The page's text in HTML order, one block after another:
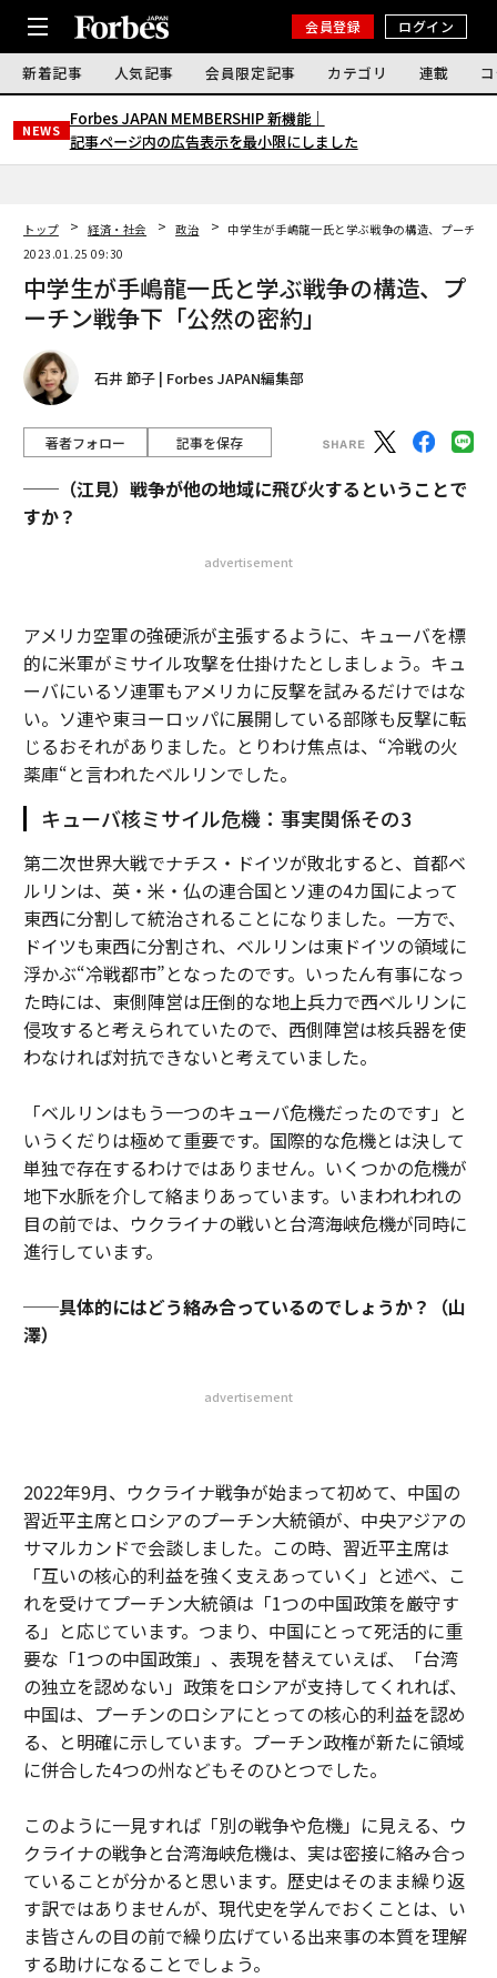
会員登録 ログイン
新着記事 人気記事 会員限定記事 カテゴリ 連載
NEWS
Forbes JAPAN MEMBERSHIP 新機能｜
記事ページ内の広告表示を最小限にしました
トップ 経済・社会 政治
中学生が手嶋龍一氏と学ぶ戦争の構造、プーチン
2023.01.25 09:30
中学生が手嶋龍一氏と学ぶ戦争の構造、プ
ーチン戦争下「公然の密約」
石井 節子 | Forbes JAPAN編集部
著者フォロー 記事を保存
──（江見）戦争が他の地域に飛び火するということで
すか？
advertisement
アメリカ空軍の強硬派が主張するように、キューバを標
的に米軍がミサイル攻撃を仕掛けたとしましょう。キュ
ーバにいるソ連軍もアメリカに反撃を試みるだけではな
い。ソ連や東ヨーロッパに展開している部隊も反撃に転
じるおそれがありました。とりわけ焦点は、“冷戦の火
薬庫“と言われたベルリンでした。
キューバ核ミサイル危機：事実関係その3
第二次世界大戦でナチス・ドイツが敗北すると、首都ベ
ルリンは、英・米・仏の連合国とソ連の4カ国によって
東西に分割して統治されることになりました。一方で、
ドイツも東西に分割され、ベルリンは東ドイツの領域に
浮かぶ“冷戦都市”となったのです。いったん有事になっ
た時には、東側陣営は圧倒的な地上兵力で西ベルリンに
侵攻すると考えられていたので、西側陣営は核兵器を使
わなければ対抗できないと考えていました。
「ベルリンはもう一つのキューバ危機だったのです」と
いうくだりは極めて重要です。国際的な危機とは決して
単独で存在するわけではありません。いくつかの危機が
地下水脈を介して絡まりあっています。いまわれわれの
目の前では、ウクライナの戦いと台湾海峡危機が同時に
進行しています。
──具体的にはどう絡み合っているのでしょうか？（山
澤）
advertisement
2022年9月、ウクライナ戦争が始まって初めて、中国の
習近平主席とロシアのプーチン大統領が、中央アジアの
サマルカンドで会談しました。この時、習近平主席は
「互いの核心的利益を強く支えあっていく」と述べ、こ
れを受けてプーチン大統領は「1つの中国政策を厳守す
る」と応じています。つまり、中国にとって死活的に重
要な「1つの中国政策」、表現を替えていえば、「台湾
の独立を認めない」政策をロシアが支持してくれれば、
中国は、プーチンのロシアにとっての核心的利益を認め
る、と明確に示しています。プーチン政権が新たに領域
に併合した4つの州などもそのひとつでした。
このように一見すれば「別の戦争や危機」に見える、ウ
クライナの戦争と台湾海峡危機は、実は密接に絡み合っ
ていることが分かると思います。歴史はそのまま繰り返
す訳ではありませんが、現代史を学んでおくことは、い
ま皆さんの目の前で繰り広げている出来事の本質を理解
する助けになることでしょう。